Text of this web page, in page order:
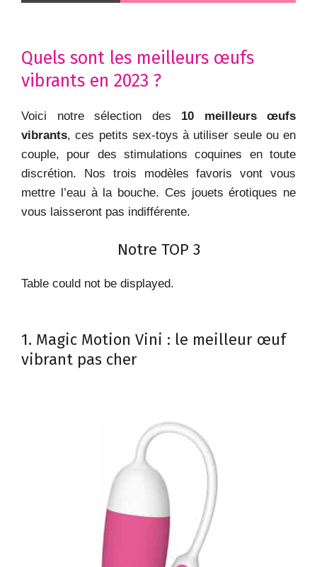
Quels sont les meilleurs œufs
vibrants en 2023 ?
Voici notre sélection des 10 meilleurs œufs
vibrants, ces petits sex-toys à utiliser seule ou en
couple, pour des stimulations coquines en toute
discrétion. Nos trois modèles favoris vont vous
mettre l’eau à la bouche. Ces jouets érotiques ne
vous laisseront pas indifférente.
Notre TOP 3
Table could not be displayed.
1. ‎Magic Motion Vini : le meilleur œuf
vibrant pas cher